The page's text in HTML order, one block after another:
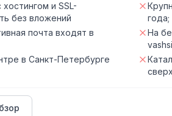
и SSL-
без вложений
почта входят в
в Санкт-Петербурге
На